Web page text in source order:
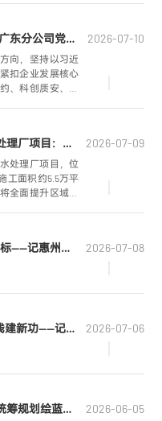
党建领航聚合力 实干争先促发展——广东分公司党总支深化党业融合高质量发展纪实 2026-07-10
向，坚持以习近
扣企业发展核心
、科创质安、人
向“星”而行丨华鲁恒升（德州）污水处理厂项目：深耕筑精品，实干勇摘星 2026-07-09
处理厂项目，位
工面积约5.5万平
全面提升区域污
党旗飘扬 荣誉闪耀 | 初心领航 实干树标——记惠州乙烯污水场项目经理 唐贺 2026-07-08
党旗飘扬 荣誉闪耀丨戈壁筑堡垒 一线建新功——记河海新能源兰州清洁智慧热源工程项目党支部 2026-07-06
向“星”而行丨陕西榆能丙烯酸项目：统筹规划绘蓝图 精益求精建新功 2026-06-05